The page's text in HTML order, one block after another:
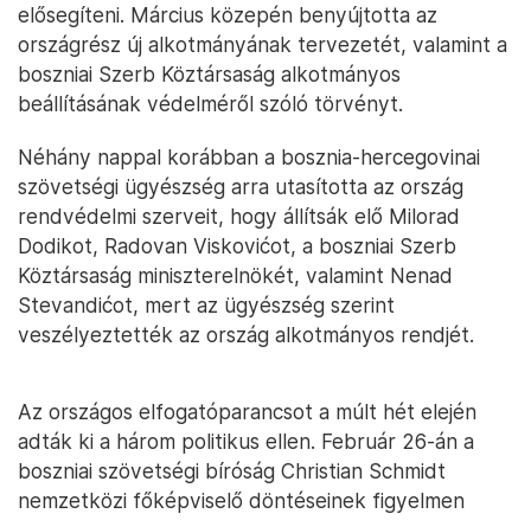
elősegíteni. Március közepén benyújtotta az
országrész új alkotmányának tervezetét, valamint a
boszniai Szerb Köztársaság alkotmányos
beállításának védelméről szóló törvényt.
Néhány nappal korábban a bosznia-hercegovinai
szövetségi ügyészség arra utasította az ország
rendvédelmi szerveit, hogy állítsák elő Milorad
Dodikot, Radovan Viskovićot, a boszniai Szerb
Köztársaság miniszterelnökét, valamint Nenad
Stevandićot, mert az ügyészség szerint
veszélyeztették az ország alkotmányos rendjét.
Az országos elfogatóparancsot a múlt hét elején
adták ki a három politikus ellen. Február 26-án a
boszniai szövetségi bíróság Christian Schmidt
nemzetközi főképviselő döntéseinek figyelmen